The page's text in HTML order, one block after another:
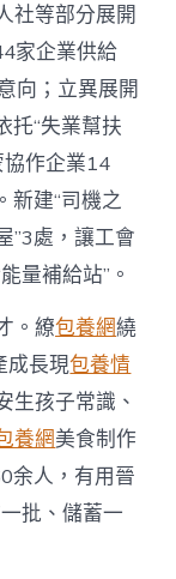
社等部分展開
家企業供給
向；立異展開
托“失業幫扶
作企業14
新建“司機之
”3處，讓工會
量補給站”。
。繚包養網繞
成長現包養情
生孩子常識、
養網美食制作
余人，有用晉
批、儲蓄一